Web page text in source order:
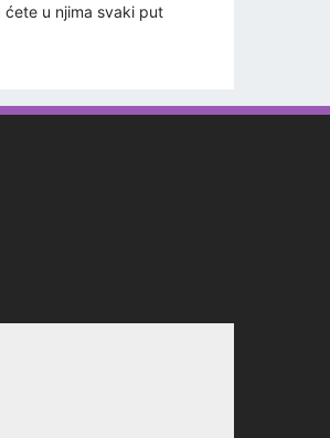
u njima svaki put